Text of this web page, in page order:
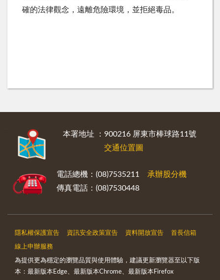
確的法律觀念，遠離危險環境，並拒絕毒品。
本署地址 ：900216 屏東市棒球路11號
交通位置圖
電話總機：(08)7535211 承辦股分機
傳真電話：(08)7530448
隱私權保護宣告 資訊安全政策宣告 資料開放宣告 首長信箱
線上申辦服務
為提供更為穩定的瀏覽品質與使用體驗，建議更新瀏覽器至以下版
本：最新版本Edge、最新版本Chrome、最新版本Firefox